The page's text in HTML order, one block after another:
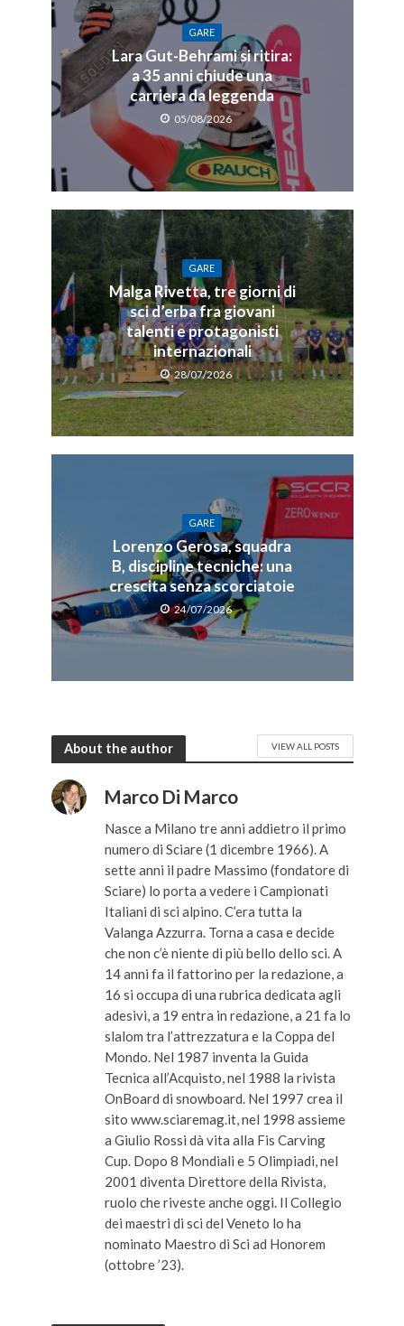
GARE
Lara Gut-Behrami si ritira:
a 35 anni chiude una
carriera da leggenda
05/08/2026
GARE
Malga Rivetta, tre giorni di
sci d’erba fra giovani
talenti e protagonisti
internazionali
28/07/2026
GARE
Lorenzo Gerosa, squadra
B, discipline tecniche: una
crescita senza scorciatoie
24/07/2026
About the author VIEW ALL POSTS
Marco Di Marco
Nasce a Milano tre anni addietro il primo
numero di Sciare (1 dicembre 1966). A
sette anni il padre Massimo (fondatore di
Sciare) lo porta a vedere i Campionati
Italiani di sci alpino. C’era tutta la
Valanga Azzurra. Torna a casa e decide
che non c’è niente di più bello dello sci. A
14 anni fa il fattorino per la redazione, a
16 si occupa di una rubrica dedicata agli
adesivi, a 19 entra in redazione, a 21 fa lo
slalom tra l’attrezzatura e la Coppa del
Mondo. Nel 1987 inventa la Guida
Tecnica all’Acquisto, nel 1988 la rivista
OnBoard di snowboard. Nel 1997 crea il
sito www.sciaremag.it, nel 1998 assieme
a Giulio Rossi dà vita alla Fis Carving
Cup. Dopo 8 Mondiali e 5 Olimpiadi, nel
2001 diventa Direttore della Rivista,
ruolo che riveste anche oggi. Il Collegio
dei maestri di sci del Veneto lo ha
nominato Maestro di Sci ad Honorem
(ottobre ’23).